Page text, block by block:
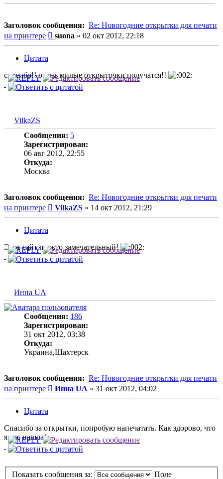
Заголовок сообщения: Re: Новогодние открытки для печати
на принтере
Сообщение
suona » 02 окт 2012, 22:18
Цитата
спасибо!! очень милые открыточки получатся!!
VilkaZS
Сообщения: 5
Зарегистрирован:
06 авг 2012, 22:55
Откуда:
Москва
Заголовок сообщения: Re: Новогодние открытки для печати
на принтере
Сообщение
VilkaZS » 14 окт 2012, 21:29
Цитата
Этот сайт просто замечательный!
Инна UA
Сообщения: 186
Зарегистрирован:
31 окт 2012, 03:38
Откуда:
Украина,Шахтерск
Заголовок сообщения: Re: Новогодние открытки для печати
на принтере
Сообщение
Инна UA » 31 окт 2012, 04:02
Цитата
Спасибо за открытки, попробую напечатать. Как здорово, что
я вас нашла!
Показать сообщения за:
Поле